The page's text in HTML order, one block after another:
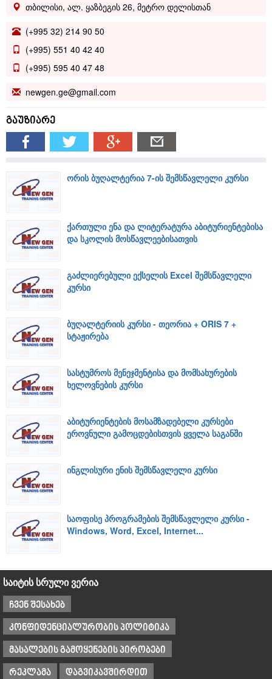
თბილისი, ალ. ყაზბეგის 26, მეტრო დელისთან
(+995 32) 214 90 50
(+995) 551 40 42 40
(+995) 595 40 47 48
newgen.ge@gmail.com
გაუზიარე
ორის ბუღალტერია 7-ის შემსწავლელი კურსი
ქართული ენა და ლიტერატურა აბიტურიენტებისა
და სკოლის მოსწავლეებისათვის
გაძლიერებული ექსელის Excel შემსწავლელი
კურსი
ბუღალტერიის კურსი - თეორია + ORIS 7 +
სტაჟირება
სასტუმროს მენეჯმენტისა და მომსახურების
ხელოვნების კურსი
აბიტურიენტების მოსამზადებელი კურსები
ეროვნული გამოცდებისთვის ყველა საგანში
ინგლისური ენის შემსწავლელი კურსი
საოფისე პროგრამების შემსწავლელი კურსი -
Windows, Word, Excel, Internet...
საიტის სრული ვერია
ჩვენ შესახებ
კონფიდენციალურობის პოლიტიკა
მასალების გამოყენების პირობები
რეკლამა დაგვიკავშირდით